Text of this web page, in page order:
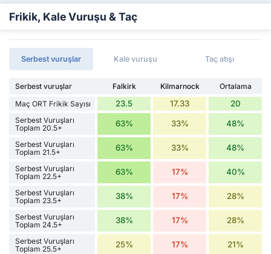
Frikik, Kale Vuruşu & Taç
Serbest vuruşlar Kale vuruşu Taç atışı
Serbest vuruşlar Falkirk Kilmarnock
Ortalama
Maç ORT Frikik Sayısı
23.5 17.33 20
Serbest Vuruşları
Toplam 20.5+
63% 33% 48%
Serbest Vuruşları
Toplam 21.5+
63% 33% 48%
Serbest Vuruşları
Toplam 22.5+
63% 17% 40%
Serbest Vuruşları
Toplam 23.5+
38% 17% 28%
Serbest Vuruşları
Toplam 24.5+
38% 17% 28%
Serbest Vuruşları
Toplam 25.5+
25% 17% 21%